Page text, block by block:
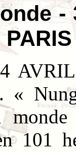
-
«
101